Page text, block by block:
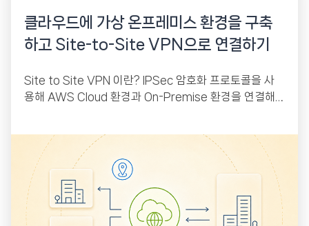
클라우드에 가상 온프레미스 환경을 구축
하고 Site-to-Site VPN으로 연결하기
Site to Site VPN 이란? IPSec 암호화 프로토콜을 사
용해 AWS Cloud 환경과 On-Premise 환경을 연결해